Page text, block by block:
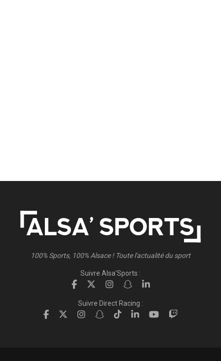
100% Sports, 100% Alsace ! Toute l'actualité du sport
Suivre Alsa'Sports :
Suivre Direct Racing :